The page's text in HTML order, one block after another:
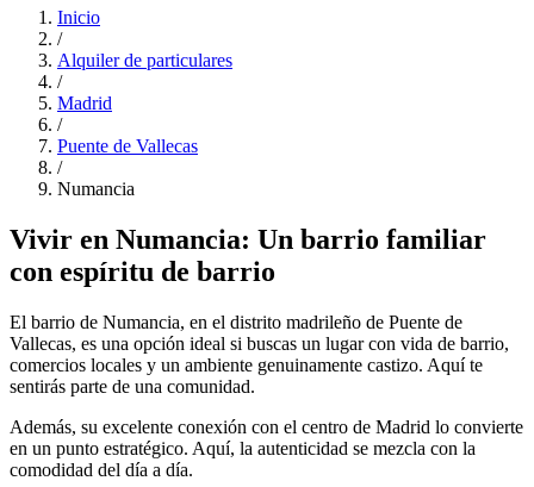
Inicio
/
Alquiler de particulares
/
Madrid
/
Puente de Vallecas
/
Numancia
Vivir en Numancia: Un barrio familiar
con espíritu de barrio
El barrio de Numancia, en el distrito madrileño de Puente de
Vallecas, es una opción ideal si buscas un lugar con vida de barrio,
comercios locales y un ambiente genuinamente castizo. Aquí te
sentirás parte de una comunidad.
Además, su excelente conexión con el centro de Madrid lo convierte
en un punto estratégico. Aquí, la autenticidad se mezcla con la
comodidad del día a día.